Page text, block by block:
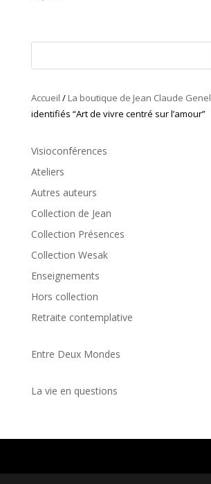
Accueil / La boutique de Jean Claude Genel
identifiés “Art de vivre centré sur l’amour”
Visioconférences
Ateliers
Autres auteurs
Collection de Jean
Collection Présences
Collection Wesak
Enseignements
Hors collection
Retraite contemplative
Entre Deux Mondes
La vie en questions